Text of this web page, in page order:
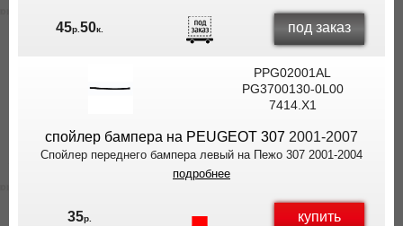
45р.50к. под заказ
PPG02001AL
PG3700130-0L00
7414.X1
спойлер бампера на PEUGEOT 307 2001-2007
Cпойлер переднего бампера левый на Пежо 307 2001-2004
подробнее
35р. купить